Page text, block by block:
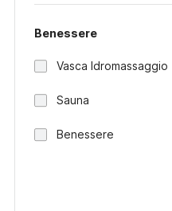
Benessere
Vasca Idromassaggio
Sauna
Benessere